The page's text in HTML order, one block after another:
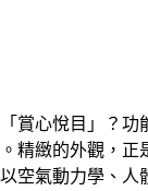
「賞心悅目」？
精緻的外觀，
空氣動力學、